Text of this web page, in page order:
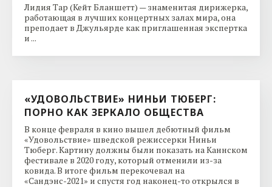
Лидия Тар (Кейт Бланшетт) — знаменитая дирижерка,
работающая в лучших концертных залах мира, она
преподает в Джульярде как приглашенная экспертка
и ...
«УДОВОЛЬСТВИЕ» НИНЬИ ТЮБЕРГ:
ПОРНО КАК ЗЕРКАЛО ОБЩЕСТВА
В конце февраля в кино вышел дебютный фильм
«Удовольствие» шведской режиссерки Ниньи
Тюберг. Картину должны были показать на Каннском
фестивале в 2020 году, который отменили из-за
ковида. В итоге фильм перекочевал на
«Сандэнс-2021» и спустя год наконец-то открылся в